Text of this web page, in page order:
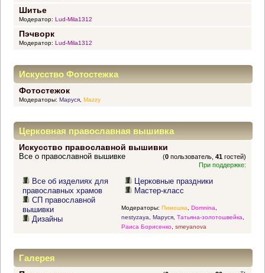
Шитье
Модератор: Lud-Mila1312
Пэчворк
Модератор: Lud-Mila1312
Искусство Фотостежка
Фотостежок
Модераторы: Маруся, Mazzy
Церковная православная вышивка
Искусство православной вышивки
(0 пользователь,41 гостей)
Все о православной вышивке
При поддержке:
Все об изделиях для
православных храмов
СП православной
вышивки
Дизайны
Церковные праздники
Мастер-класс
Модераторы: Пимошка Domnina
nestyzaya
Маруся, Татьяна-золотошвейка
Раиса Борисенко, smeyanova
Галерея